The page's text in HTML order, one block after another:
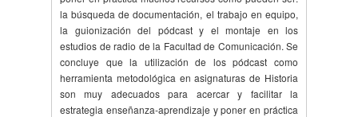
la búsqueda de documentación, el trabajo en equipo,
la guionización del pódcast y el montaje en los
estudios de radio de la Facultad de Comunicación. Se
concluye que la utilización de los pódcast como
herramienta metodológica en asignaturas de Historia
son muy adecuados para acercar y facilitar la
estrategia enseñanza-aprendizaje y poner en práctica